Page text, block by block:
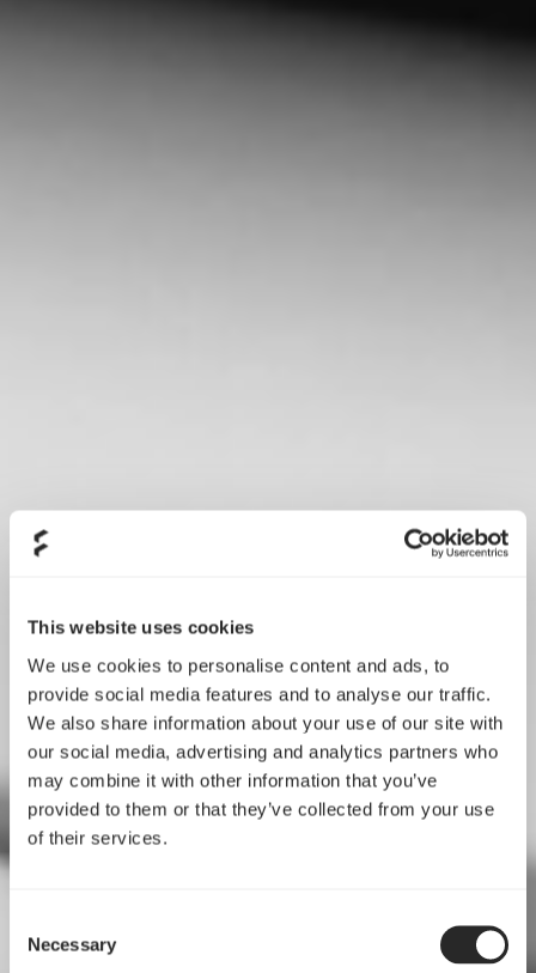
This website uses cookies
We use cookies to personalise content and ads, to
provide social media features and to analyse our traffic.
We also share information about your use of our site with
our social media, advertising and analytics partners who
may combine it with other information that you’ve
provided to them or that they’ve collected from your use
of their services.
Selection
Necessary